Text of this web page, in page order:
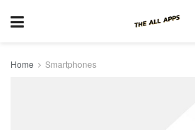
Home Smartphones